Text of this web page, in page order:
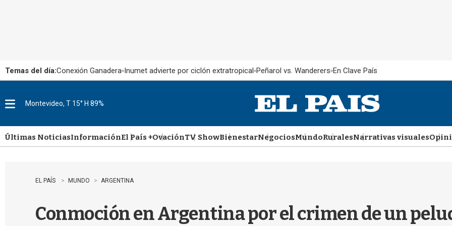
Temas del día:Conexión Ganadera Inumet advierte por ciclón extratropical Peñarol vs. Wanderers En Clave País
u
Montevideo, T 15° H 89%
Últimas NoticiasInformaciónEl País +OvaciónTV ShowBienestarNegociosMundoRuralesNarrativas visuales
EL PAÍS MUNDO ARGENTINA
Conmoción en Argentina por el crimen de un